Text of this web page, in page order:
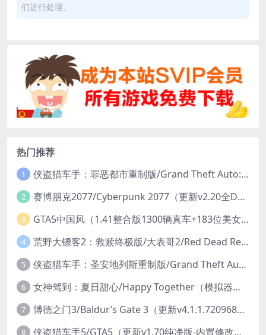
们进行处理。
热门推荐
1 侠盗猎车手：罪恶都市重制版/Grand Theft Auto: Vice City – The Definitive Edition
2 赛博朋克2077/Cyberpunk 2077（更新v2.20全DLC）
3 GTA5中国风（1.41整合版1300辆真车+183位美女与英雄+200%存档）
4 荒野大镖客2：救赎终极版/大表哥2/Red Dead Redemption 2: Ultimate Edition（更新v1491.50终极版）
5 侠盗猎车手：圣安地列斯重制版/Grand Theft Auto: San Andreas – The Definitive Edition（更新v1.113.49697469）
6 女神驾到：夏日甜心/Happy Together（模拟器版-升级豪华终极珍藏版+全DLC）
7 博德之门3/Baldur’s Gate 3（更新v4.1.1.7209685）
8 侠盗猎车手5/GTA5（更新v1.70纯净版-内置修改器+通关存档）